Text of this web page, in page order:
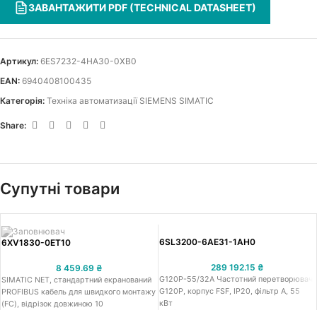
ЗАВАНТАЖИТИ PDF (TECHNICAL DATASHEET)
EAN: 6940408100435
Артикул: 6ES7232-4HA30-0XB0
Категорія: Техніка автоматизації SIEMENS SIMATIC
Share:
Супутні товари
6XV1830-0ET10
8 459.69 ₴
SIMATIC NET, стандартний екранований
PROFIBUS кабель для швидкого монтажу
(FC), відрізок довжиною 10
6SL3200-6AE31-1AH0
289 192.15 ₴
G120P-55/32A Частотний перетворювач
G120P, корпус FSF, IP20, фільтр A, 55
кВт